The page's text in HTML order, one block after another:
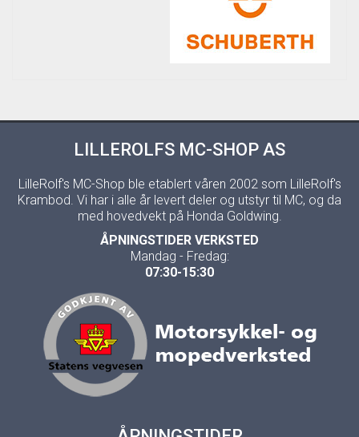
LILLEROLFS MC-SHOP AS
LilleRolf's MC-Shop ble etablert våren 2002 som LilleRolf's
Krambod. Vi har i alle år levert deler og utstyr til MC, og da
med hovedvekt på Honda Goldwing.
ÅPNINGSTIDER VERKSTED
Mandag - Fredag:
07:30-15:30